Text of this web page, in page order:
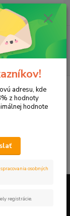
Menu
Hľadať
ks
za 0,00 EUR
SCX-4321
adresu, kde
z hodnoty
hodnote
osobných
registrácie.